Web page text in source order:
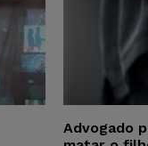
Advogado